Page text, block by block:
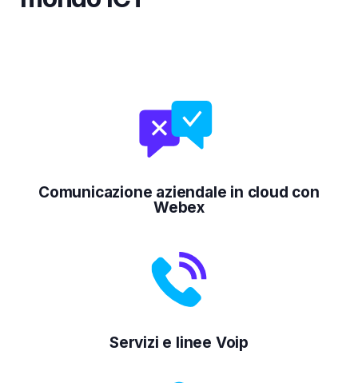
Comunicazione aziendale in cloud con
Webex
Servizi e linee Voip